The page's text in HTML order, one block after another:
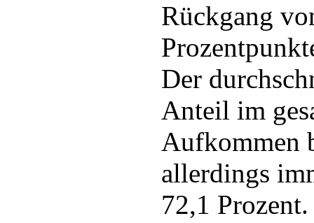
Rückgang
Der
Anteil im
Aufkommen
allerdings
72,1 Prozent.